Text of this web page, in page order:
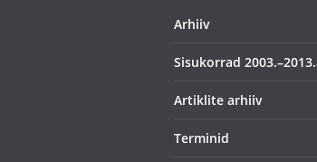
Arhiiv
Sisukorrad
Artiklite arhiiv
Terminid